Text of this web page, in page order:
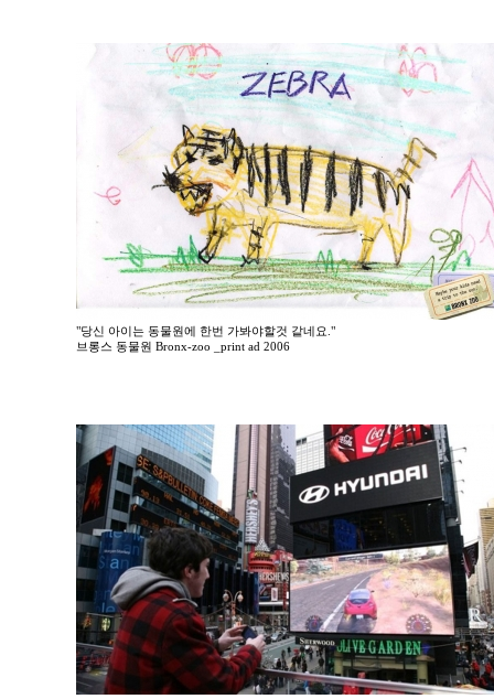
"당신 아이는 동물원에 한번 가봐야할것 같네요."
브롱스 동물원 Bronx-zoo _print ad 2006